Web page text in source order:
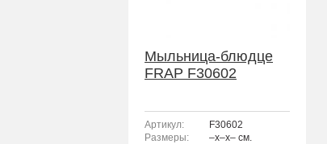
Мыльница-блюдце
FRAP F30602
Артикул:
F30602
Размеры:
–x–x– см.